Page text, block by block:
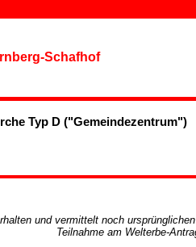
Schafhof
Typ D ("Gemeindezentrum")
und vermittelt noch
Teilnahme am Welterbe-